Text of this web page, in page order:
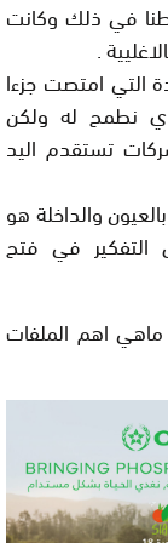
في ذلك وكانت
.
التي امتصت جزءا
نطمح له ولكن
تستقدم اليد
والداخلة هو
التفكير في فتح
اهم الملفات